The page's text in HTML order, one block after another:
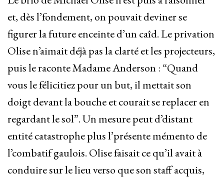
et, dès l’fondement, on pouvait deviner se
figurer la future enceinte d’un caîd. Le privation
Olise n’aimait déjà pas la clarté et les projecteurs,
puis le raconte Madame Anderson : “Quand
vous le félicitiez pour un but, il mettait son
doigt devant la bouche et courait se replacer en
regardant le sol”. Un mesure peut d’distant
entité catastrophe plus l’présente mémento de
l’combatif gaulois. Olise faisait ce qu’il avait à
conduire sur le lieu verso que son staff acquis,